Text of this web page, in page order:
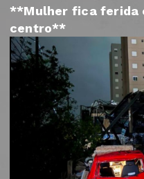
**Mulher fica ferida
centro**